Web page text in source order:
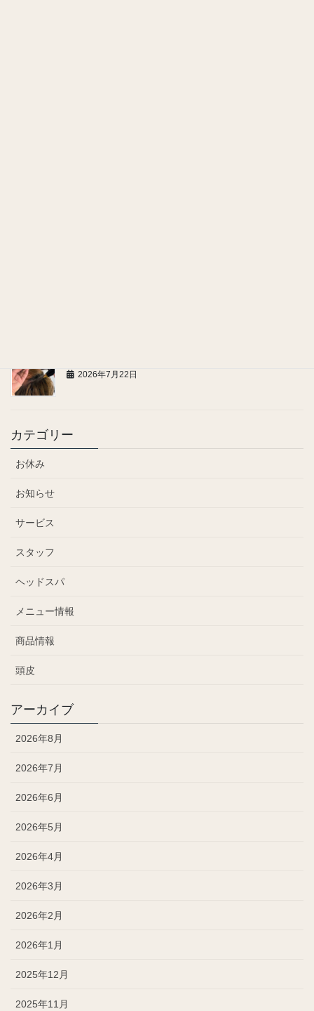
2026年7月22日
カテゴリー
お休み
お知らせ
サービス
スタッフ
ヘッドスパ
メニュー情報
商品情報
頭皮
アーカイブ
2026年8月
2026年7月
2026年6月
2026年5月
2026年4月
2026年3月
2026年2月
2026年1月
2025年12月
2025年11月